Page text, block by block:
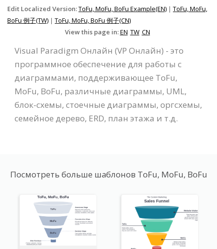
Edit Localized Version:ToFu, MoFu, BoFu Example(EN) | ToFu, MoFu,
BoFu 例子(TW) | ToFu, MoFu, BoFu 例子(CN)
View this page in:EN TW CN
Visual Paradigm Онлайн (VP Онлайн) - это
программное обеспечение для работы с
диаграммами, поддерживающее ToFu,
MoFu, BoFu, различные диаграммы, UML,
блок-схемы, стоечные диаграммы, оргсхемы,
семейное дерево, ERD, план этажа и т.д.
Посмотреть больше шаблонов ToFu, MoFu, BoFu